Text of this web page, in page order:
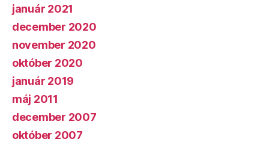
január 2021
december 2020
november 2020
október 2020
január 2019
máj 2011
december 2007
október 2007